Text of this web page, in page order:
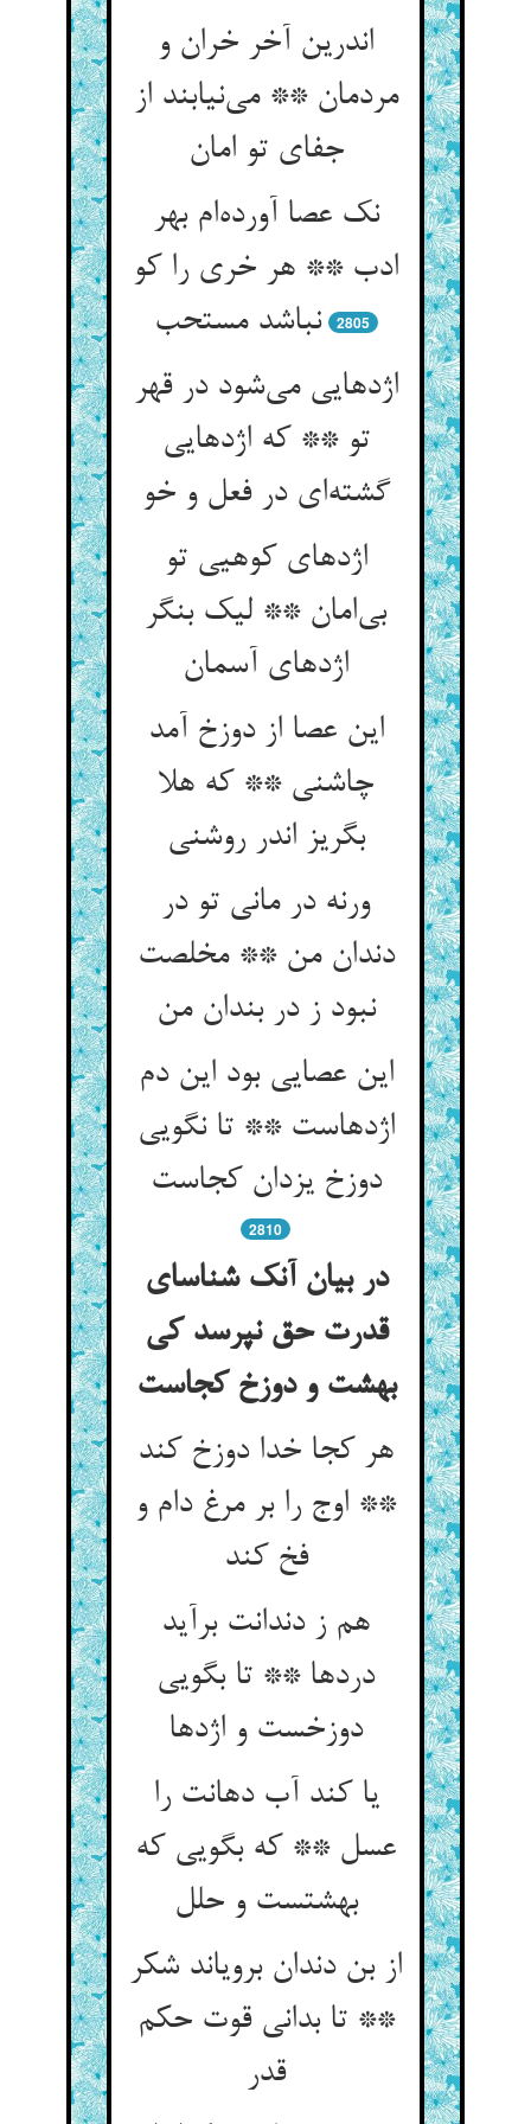
اندرین آخر خران و
مردمان ** می‌نیابند از
جفای تو امان
نک عصا آورده‌ام بهر
ادب ** هر خری را کو
نباشد مستحب
2805
اژدهایی می‌شود در قهر
تو ** که اژدهایی
گشته‌ای در فعل و خو
اژدهای کوهیی تو
بی‌امان ** لیک بنگر
اژدهای آسمان
این عصا از دوزخ آمد
چاشنی ** که هلا
بگریز اندر روشنی
ورنه در مانی تو در
دندان من ** مخلصت
نبود ز در بندان من
این عصایی بود این دم
اژدهاست ** تا نگویی
دوزخ یزدان کجاست
2810
در بیان آنک شناسای
قدرت حق نپرسد کی
بهشت و دوزخ کجاست
هر کجا خدا دوزخ کند
** اوج را بر مرغ دام و
فخ کند
هم ز دندانت برآید
دردها ** تا بگویی
دوزخست و اژدها
یا کند آب دهانت را
عسل ** که بگویی که
بهشتست و حلل
از بن دندان برویاند شکر
** تا بدانی قوت حکم
قدر